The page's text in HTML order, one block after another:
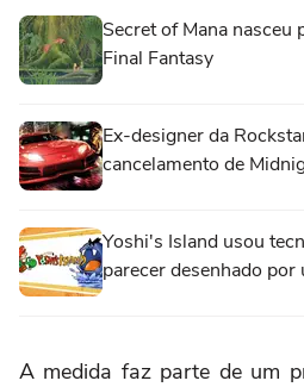
Secret of Mana nasceu
Final Fantasy
Ex-designer da
cancelamento de
Yoshi's Island usou
parecer desenhado por
A medida faz parte de um